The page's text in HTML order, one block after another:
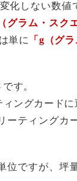
化しない数値
（グラム・スク
単に
「g（グラ
す。
ングカードに
ーティングカ
位ですが、坪